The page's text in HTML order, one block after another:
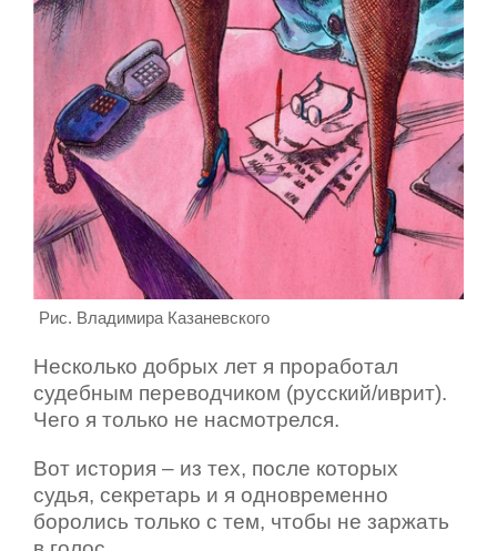
Рис. Владимира Казаневского
Несколько добрых лет я проработал
судебным переводчиком (русский/иврит).
Чего я только не насмотрелся.
Вот история – из тех, после которых
судья, секретарь и я одновременно
боролись только с тем, чтобы не заржать